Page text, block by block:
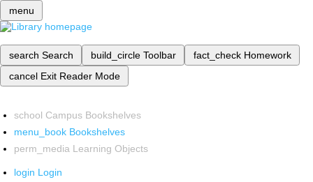
menu
search Search build_circle Toolbar fact_check Homework
cancel Exit Reader Mode
school Campus Bookshelves
menu_book Bookshelves
perm_media Learning Objects
login Login